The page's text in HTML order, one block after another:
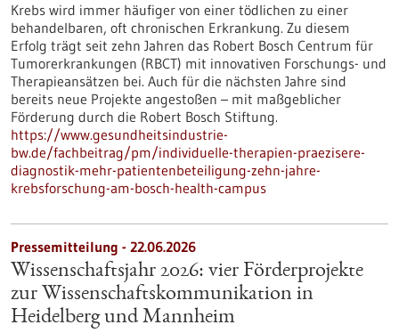
Krebs wird immer häufiger von einer tödlichen zu einer
behandelbaren, oft chronischen Erkrankung. Zu diesem
Erfolg trägt seit zehn Jahren das Robert Bosch Centrum für
Tumorerkrankungen (RBCT) mit innovativen Forschungs- und
Therapieansätzen bei. Auch für die nächsten Jahre sind
bereits neue Projekte angestoßen – mit maßgeblicher
Förderung durch die Robert Bosch Stiftung.
https://www.gesundheitsindustrie-
bw.de/fachbeitrag/pm/individuelle-therapien-praezisere-
diagnostik-mehr-patientenbeteiligung-zehn-jahre-
krebsforschung-am-bosch-health-campus
Pressemitteilung - 22.06.2026
Wissenschaftsjahr 2026: vier Förderprojekte
zur Wissenschaftskommunikation in
Heidelberg und Mannheim